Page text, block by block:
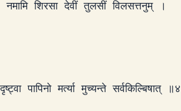
नमामि शिरसा देवीं तुलसीं विलसत्तनुम् ।
पापिनो मर्त्या मुच्यन्ते सर्वकिल्बिषात्